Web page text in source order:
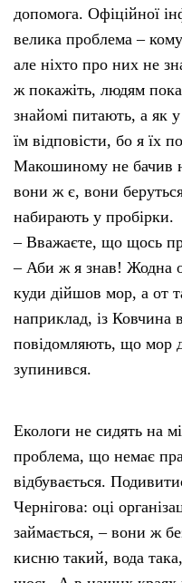
допомога. Офіційної
велика проблема –
але ніхто про них не
ж покажіть, людям
знайомі питають, а як
їм відповісти, бо я їх
Макошиному не бачив
вони ж є, вони
набирають у пробірки.
– Вважаєте, що щось
– Аби ж я знав! Жодна
куди дійшов мор, а от
наприклад, із Ковчина
повідомляють, що мор
зупинився.
Екологи не сидять на
проблема, що немає
відбувається.
Чернігова: оці
займається, – вони ж
кисню такий, вода